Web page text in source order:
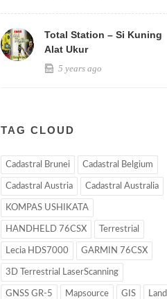
Total Station – Si Kuning
Alat Ukur
5 years ago
TAG CLOUD
Cadastral Brunei Cadastral Belgium
Cadastral Austria Cadastral Australia
KOMPAS USHIKATA
HANDHELD 76CSX Terrestrial
Lecia HDS7000 GARMIN 76CSX
3D Terrestrial LaserScanning
GNSS GR-5 Mapsource GIS Land